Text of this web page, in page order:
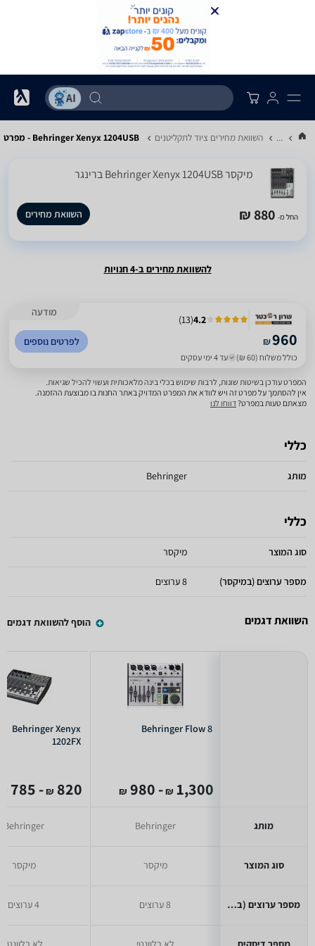
... השוואת מחירים ציוד לתקליטנים Behringer Xenyx 1204USB - מפרט
‏מיקסר Behringer Xenyx 1204USB ברינגר
החל מ- 880 ₪ השוואת מחירים
להשוואת מחירים ב-4 חנויות
מודעה
4.2
(
13
)
₪960
כולל משלוח (60 ₪) עד 4 ימי עסקים
לפרטים נוספים
המפרט עודכן בשיטות שונות, לרבות שימוש בכלי בינה מלאכותית ועשוי להכיל שגיאות.
אין להסתמך על מפרט זה ויש לוודא את המפרט המדויק באתר החנות בו מבוצעת ההזמנה.
מצאתם טעות במפרט?דווחו לנו
כללי
מותג Behringer
כללי
סוג המוצר מיקסר
מספר ערוצים (במיקסר) 8 ערוצים
השוואת דגמים הוסף להשוואת דגמים
מותג
סוג המוצר
מספר ערוצים (במיקסר)
Behringer Flow 8
1,300
₪
- 980
₪
Behringer
מיקסר
8 ערוצים
Behringer Xenyx
1202FX
820
₪
- 785
Behringer
מיקסר
4 ערוצים